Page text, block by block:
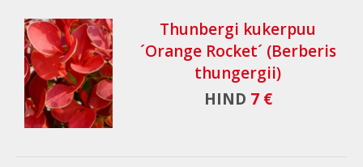
Thunbergi kukerpuu
´Orange Rocket´ (Berberis
thungergii)
HIND 7 €